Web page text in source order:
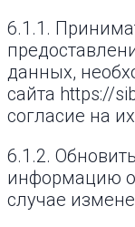
6.1.1.
данных,
сайта https://
согласие на
6.1.2.
информацию
случае